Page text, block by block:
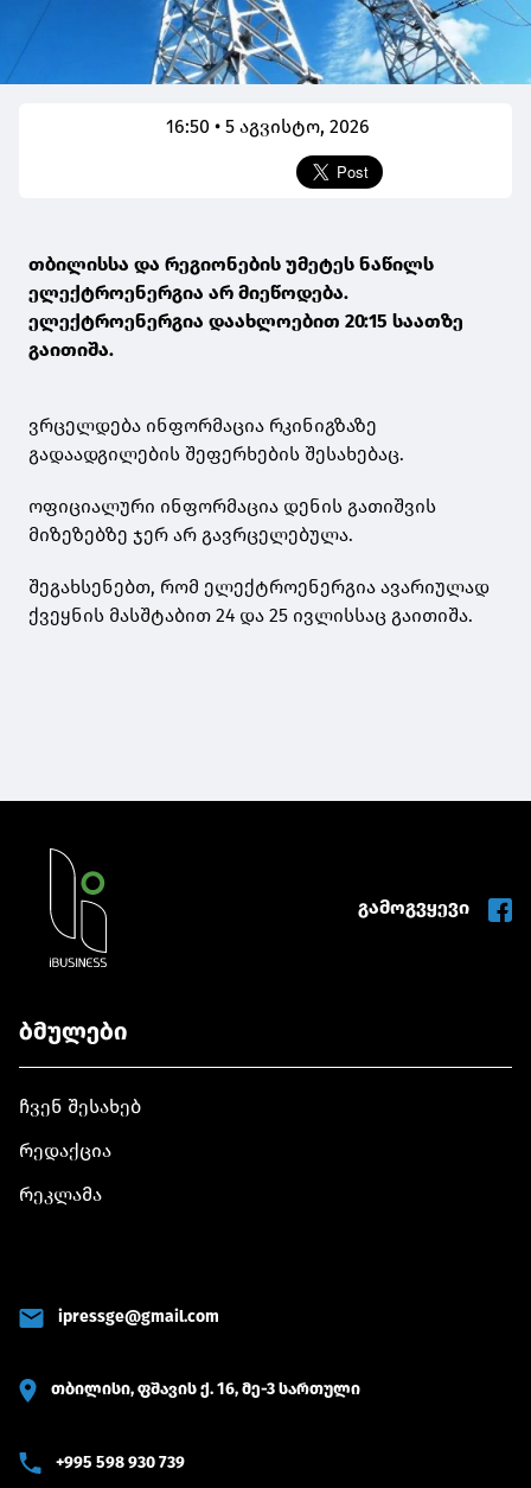
16:50 • 5 აგვისტო, 2026
თბილისსა და რეგიონების უმეტეს ნაწილს
ელექტროენერგია არ მიეწოდება.
ელექტროენერგია დაახლოებით 20:15 საათზე
გაითიშა.
ვრცელდება ინფორმაცია რკინიგზაზე
გადაადგილების შეფერხების შესახებაც.
ოფიციალური ინფორმაცია დენის გათიშვის
მიზეზებზე ჯერ არ გავრცელებულა.
შეგახსენებთ, რომ ელექტროენერგია ავარიულად
ქვეყნის მასშტაბით 24 და 25 ივლისსაც გაითიშა.
გამოგვყევი
ბმულები
ჩვენ შესახებ
რედაქცია
რეკლამა
ipressge@gmail.com
თბილისი, ფშავის ქ. 16, მე-3 სართული
+995 598 930 739